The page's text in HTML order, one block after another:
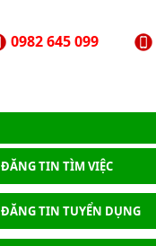
0982 645 099
ĐĂNG TIN TÌM VIỆC
ĐĂNG TIN TUYỂN DỤNG